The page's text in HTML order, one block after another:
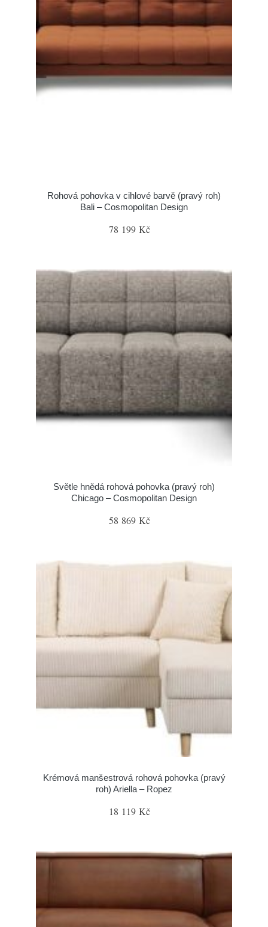
Rohová pohovka v cihlové barvě (pravý roh)
Bali – Cosmopolitan Design
78 199 Kč
Světle hnědá rohová pohovka (pravý roh)
Chicago – Cosmopolitan Design
58 869 Kč
Krémová manšestrová rohová pohovka (pravý
roh) Ariella – Ropez
18 119 Kč